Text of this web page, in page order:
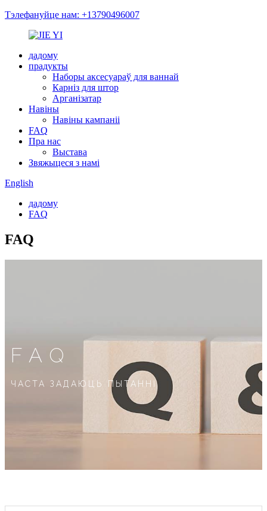
Тэлефануйце нам: +13790496007
дадому
прадукты
Наборы аксесуараў для ваннай
Карніз для штор
Арганізатар
Навіны
Навіны кампаніі
FAQ
Пра нас
Выстава
Звяжыцеся з намі
English
дадому
FAQ
FAQ
FAQ
ЧАСТА ЗАДАЮЦЬ ПЫТАННІ